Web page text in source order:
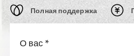
Полная поддержка
О вас *